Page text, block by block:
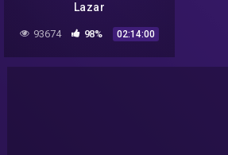
Lazar
93674 98% 02:14:00